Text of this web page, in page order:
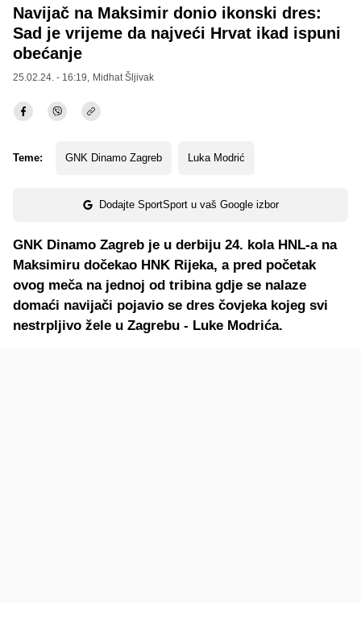
Navijač na Maksimir donio ikonski dres:
Sad je vrijeme da najveći Hrvat ikad ispuni
obećanje
25.02.24. - 16:19, Midhat Šljivak
Teme: GNK Dinamo Zagreb Luka Modrić
Dodajte SportSport u vaš Google izbor
GNK Dinamo Zagreb je u derbiju 24. kola HNL-a na
Maksimiru dočekao HNK Rijeka, a pred početak
ovog meča na jednoj od tribina gdje se nalaze
domaći navijači pojavio se dres čovjeka kojeg svi
nestrpljivo žele u Zagrebu - Luke Modrića.